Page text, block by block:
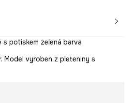
s potiskem zelená barva
Model vyroben z pleteniny s